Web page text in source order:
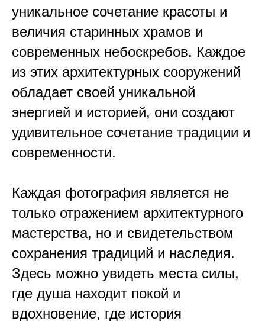
уникальное сочетание красоты и
величия старинных храмов и
современных небоскребов. Каждое
из этих архитектурных сооружений
обладает своей уникальной
энергией и историей, они создают
удивительное сочетание традиции и
современности.
Каждая фотография является не
только отражением архитектурного
мастерства, но и свидетельством
сохранения традиций и наследия.
Здесь можно увидеть места силы,
где душа находит покой и
вдохновение, где история